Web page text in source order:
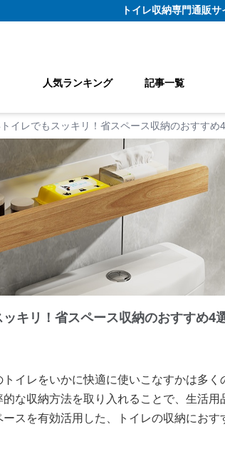
トイレ収納専門通販サ
人気ランキング 記事一覧
イレでもスッキリ！省スペース収納のおすすめ
キリ！省スペース収納のおすすめ4
イレをいかに快適に使いこなすかは多く
な収納方法を取り入れることで、生活
スを有効活用した、トイレの収納にお